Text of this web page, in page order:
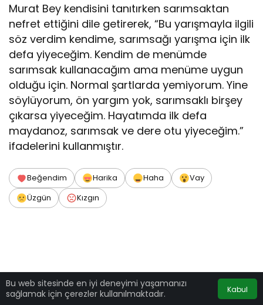
Murat Bey kendisini tanıtırken sarımsaktan
nefret ettiğini dile getirerek, “Bu yarışmayla ilgili
söz verdim kendime, sarımsağı yarışma için ilk
defa yiyeceğim. Kendim de menümde
sarımsak kullanacağım ama menüme uygun
olduğu için. Normal şartlarda yemiyorum. Yine
söylüyorum, ön yargım yok, sarımsaklı birşey
çıkarsa yiyeceğim. Hayatımda ilk defa
maydanoz, sarımsak ve dere otu yiyeceğim.”
ifadelerini kullanmıştır.
Beğendim Harika Haha
Vay
Üzgün
Kızgın
Bu web sitesinde en iyi deneyimi yaşamanızı
sağlamak için çerezler kullanılmaktadır.
Kabul